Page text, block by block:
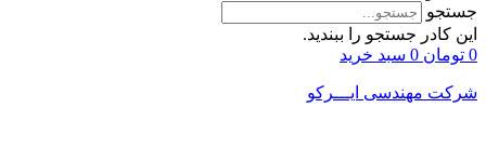
جستجو
این کادر جستجو را ببندید.
0 تومان 0 سبد خرید
شرکت مهندسی ایـــرکو